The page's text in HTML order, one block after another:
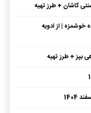
کاشان + طرز تهیه
| از ادویه
بپز + طرز تهیه